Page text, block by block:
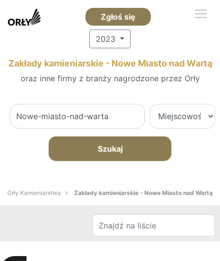
Zgłoś się
2023
Zakłady kamieniarskie - Nowe Miasto nad Wartą
oraz inne firmy z branży nagrodzone przez Orły
Szukaj
Orły Kamieniarstwa Zakłady kamieniarskie - Nowe Miasto nad Wartą